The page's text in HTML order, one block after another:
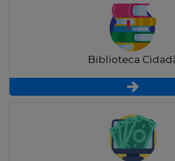
Biblioteca